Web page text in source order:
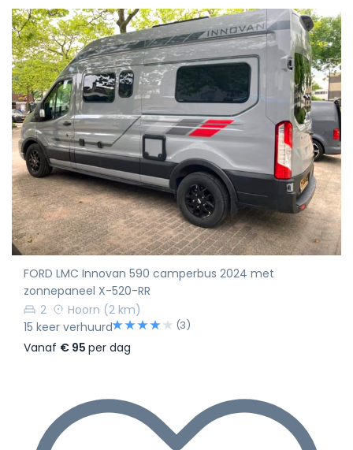
FORD LMC Innovan 590 camperbus 2024 met
zonnepaneel X-520-RR
2
Hoorn (2 km)
15 keer verhuurd
(3)
Vanaf € 95 per dag